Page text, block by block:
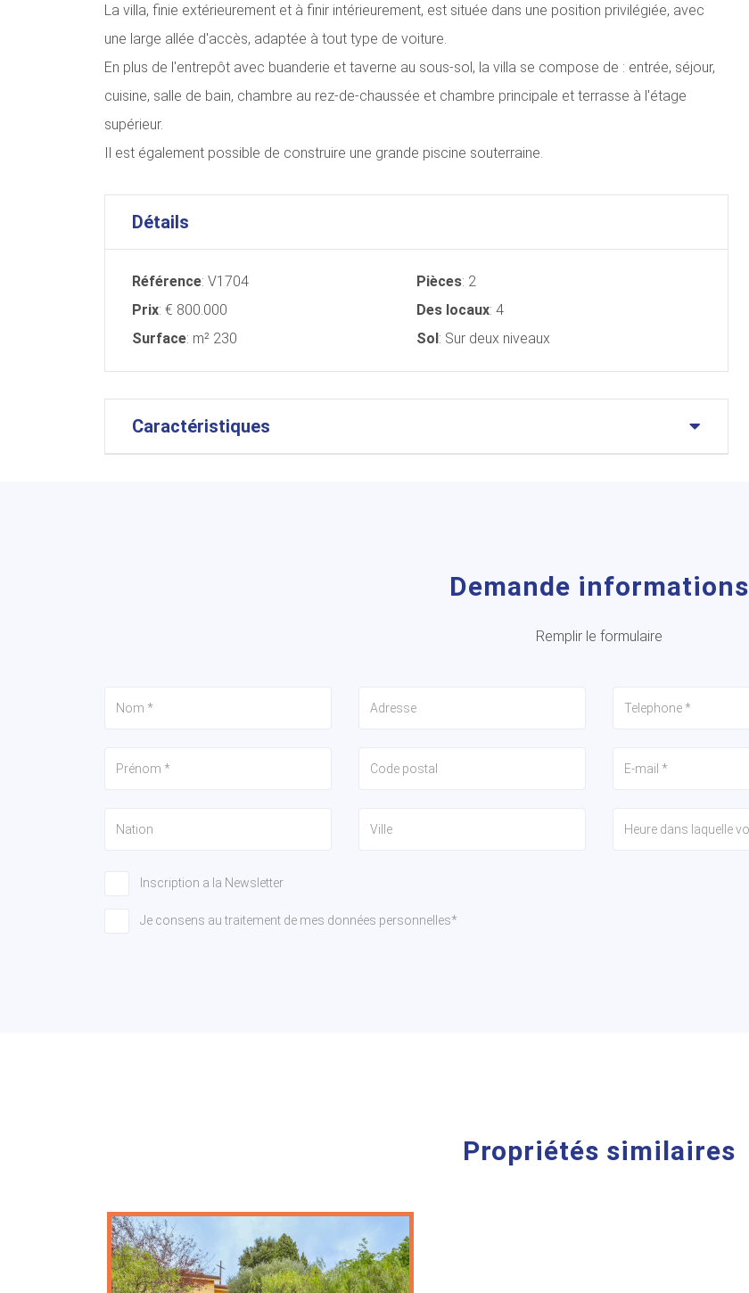
La villa, finie extérieurement et à finir intérieurement, est située dans une position privilégiée, avec
une large allée d'accès, adaptée à tout type de voiture.
En plus de l'entrepôt avec buanderie et taverne au sous-sol, la villa se compose de : entrée, séjour,
cuisine, salle de bain, chambre au rez-de-chaussée et chambre principale et terrasse à l'étage
supérieur.
Il est également possible de construire une grande piscine souterraine.
Détails
Référence: V1704
Prix: € 800.000
Surface: m² 230
Pièces: 2
Des locaux: 4
Sol: Sur deux niveaux
Caractéristiques
Demande informations
Remplir le formulaire
Inscription a la Newsletter
Je consens au traitement de mes données personnelles*
Propriétés similaires